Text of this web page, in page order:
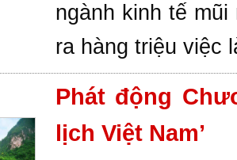
ngành kinh tế
ra hàng triệu việc
Phát động
lịch Việt Nam’